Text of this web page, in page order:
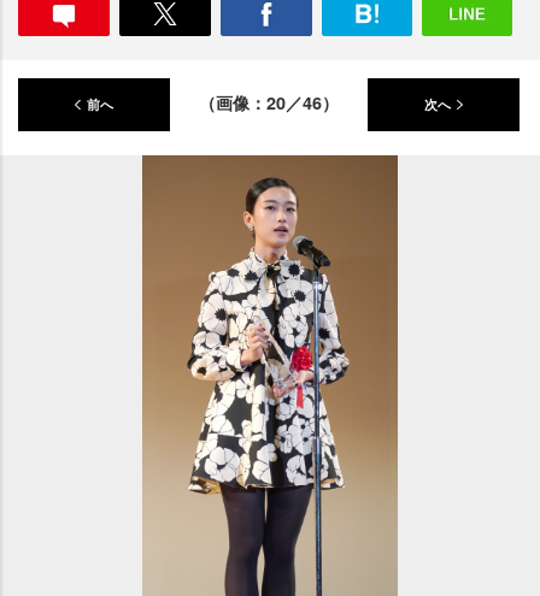
前へ （画像：20／46） 次へ